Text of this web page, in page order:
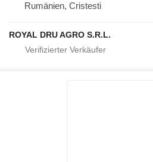
Rumänien, Cristesti
ROYAL DRU AGRO S.R.L.